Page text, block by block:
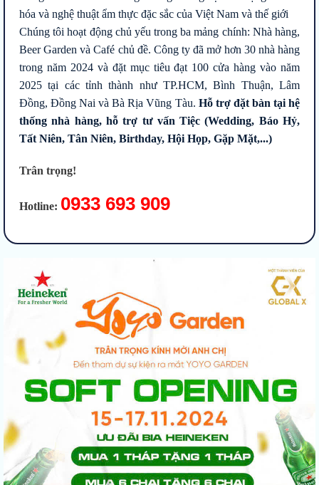
hóa và nghệ thuật ẩm thực đặc sắc của Việt Nam và thế giới
Chúng tôi hoạt động chủ yếu trong ba mảng chính: Nhà hàng,
Beer Garden và Café chủ đề. Công ty đã mở hơn 30 nhà hàng
trong năm 2024 và đặt mục tiêu đạt 100 cửa hàng vào năm
2025 tại các tỉnh thành như TP.HCM, Bình Thuận, Lâm
Đồng, Đồng Nai và Bà Rịa Vũng Tàu. Hỗ trợ đặt bàn tại hệ
thống nhà hàng, hỗ trợ tư vấn Tiệc (Wedding, Báo Hỷ,
Tất Niên, Tân Niên, Birthday, Hội Họp, Gặp Mặt,...)
Trân trọng!
Hotline: 0933 693 909